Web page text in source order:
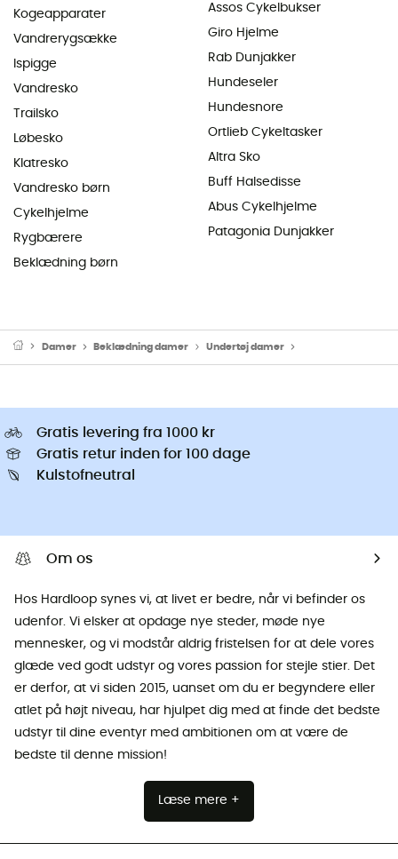
Kogeapparater
Vandrerygsække
Ispigge
Vandresko
Trailsko
Løbesko
Klatresko
Vandresko børn
Cykelhjelme
Rygbærere
Beklædning børn
Assos Cykelbukser
Giro Hjelme
Rab Dunjakker
Hundeseler
Hundesnore
Ortlieb Cykeltasker
Altra Sko
Buff Halsedisse
Abus Cykelhjelme
Patagonia Dunjakker
Damer Beklædning damer Undertøj damer
Gratis levering fra 1000 kr
Gratis retur inden for 100 dage
Kulstofneutral
Om os
Hos Hardloop synes vi, at livet er bedre, når vi befinder os
udenfor. Vi elsker at opdage nye steder, møde nye
mennesker, og vi modstår aldrig fristelsen for at dele vores
glæde ved godt udstyr og vores passion for stejle stier. Det
er derfor, at vi siden 2015, uanset om du er begyndere eller
atlet på højt niveau, har hjulpet dig med at finde det bedste
udstyr til dine eventyr med ambitionen om at være de
bedste til denne mission!
Læse mere +